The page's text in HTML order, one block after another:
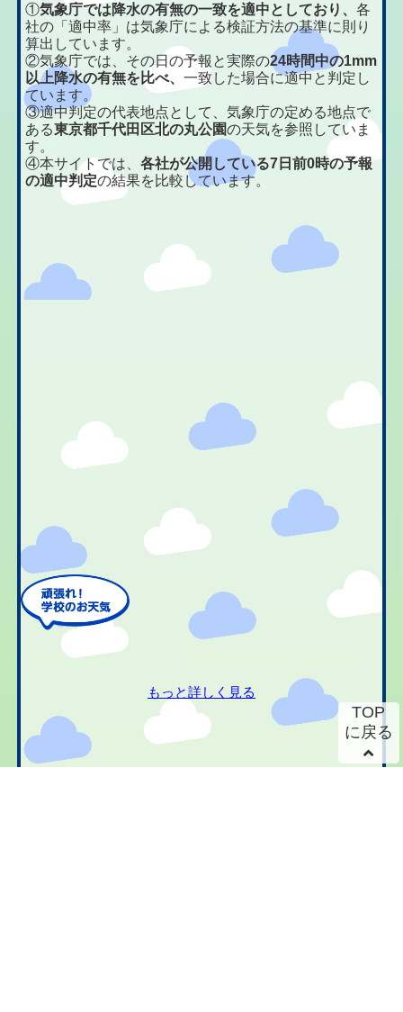
①気象庁では降水の有無の一致を適中としており、各
社の「適中率」は気象庁による検証方法の基準に則り
算出しています。
②気象庁では、その日の予報と実際の24時間中の1mm
以上降水の有無を比べ、一致した場合に適中と判定し
ています。
③適中判定の代表地点として、気象庁の定める地点で
ある東京都千代田区北の丸公園の天気を参照していま
す。
④本サイトでは、各社が公開している7日前0時の予報
の適中判定の結果を比較しています。
もっと詳しく見る
TOP
に戻る